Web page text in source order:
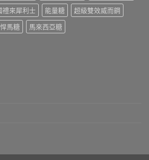
禮來犀利士 能量糖
超級雙效威而鋼
馬糖 馬來西亞糖